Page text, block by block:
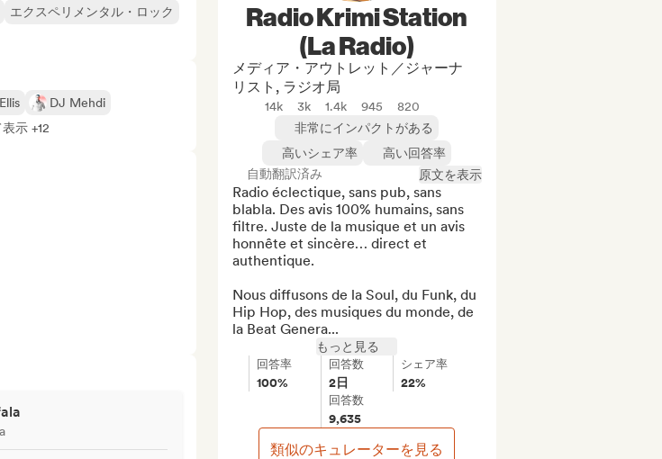
エクスペリメンタル・ロック
DJ Mehdi
示 +12
Radio Krimi Station
(La Radio)
メディア・アウトレット／ジャーナ
リスト, ラジオ局
14k 3k 1.4k 945
820
非常にインパクトがある
高いシェア率
高い回答率
自動翻訳済み
原文を表示
Radio éclectique, sans pub, sans
blabla. Des avis 100% humains, sans
filtre. Juste de la musique et un avis
honnête et sincère… direct et
authentique.
Nous diffusons de la Soul, du Funk, du
Hip Hop, des musiques du monde, de
la Beat Genera...
もっと見る
回答率
100%
回答数
2日
シェア率
22%
回答数
9,635
類似のキュレーターを見る